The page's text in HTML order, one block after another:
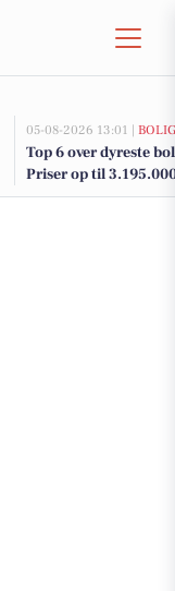
05-08-2026 13:01 |
Top 6 over dyreste
Priser op til
for 1.050.000 - se